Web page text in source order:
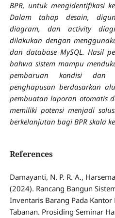
BPR, untuk mengidentifikasi
Dalam tahap desain,
diagram, dan activity
dilakukan dengan
dan database MySQL. Hasil
bahwa sistem mampu
pembaruan kondisi dan
penghapusan berdasarkan
pembuatan laporan otomatis
memiliki potensi menjadi
berkelanjutan bagi BPR skala
References
Damayanti, N. P. R. A.,
(2024). Rancang Bangun
Inventaris Barang Pada Kantor
Tabanan. Prosiding Seminar